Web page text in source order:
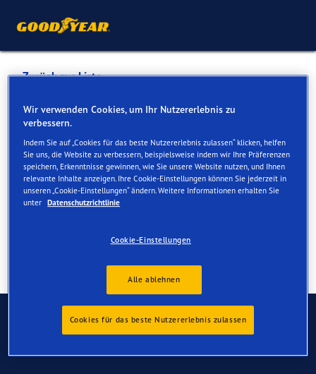
Zurück zur Liste
BIEFFE GARAGE SAGL
Dienste online und vor Ort verfügbar
Kontakt Serviceleistungen
Kontaktieren Sie uns
Wir verwenden Cookies, um Ihr Nutzererlebnis zu
verbessern.
Indem Sie auf „Cookies für das beste Nutzererlebnis zulassen“ klicken, helfen
Sie uns, die Website zu verbessern, beispielsweise indem wir Ihre Präferenzen
speichern, Erkenntnisse gewinnen, wie Sie unsere Website nutzen, und Ihnen
relevante Inhalte anzeigen. Ihre Cookie-Einstellungen können Sie jederzeit in
unseren „Cookie-Einstellungen“ ändern. Weitere Informationen erhalten Sie
unter Datenschutzrichtlinie
Cookie-Einstellungen
Alle ablehnen
Cookies für das beste Nutzererlebnis zulassen